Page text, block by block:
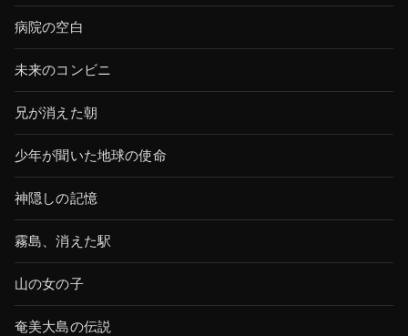
病院の空白
未来のコンビニ
兄が消えた朝
少年が聞いた地球の使命
神隠しの記憶
霧島、消えた駅
山の女の子
奄美大島の伝説